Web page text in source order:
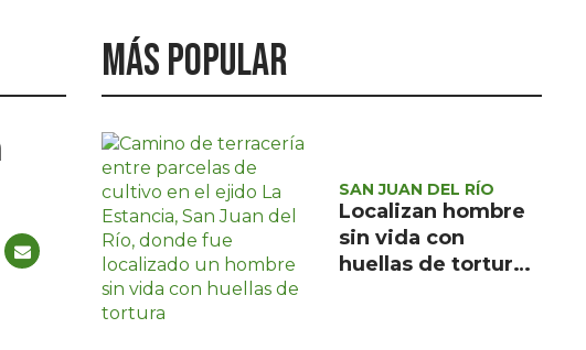
Más popular
SAN JUAN DEL RÍO
Localizan hombre
sin vida con
huellas de tortura